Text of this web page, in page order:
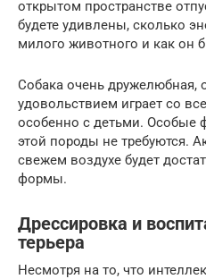
открытом пространстве
будете удивлены, сколько
милого животного и как он
Собака очень дружелюбная,
удовольствием играет со
особенно с детьми. Особые
этой породы не требуются.
свежем воздухе будет
формы.
Дрессировка и
терьера
Несмотря на то, что